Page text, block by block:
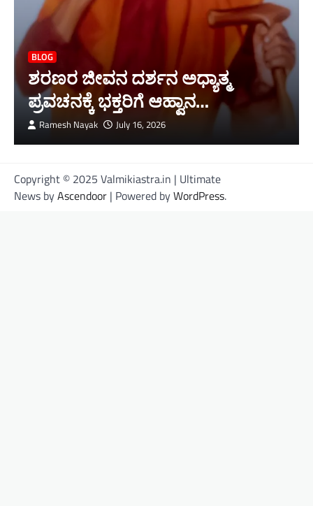
BLOG
ಶರಣರ ಜೀವನ ದರ್ಶನ ಅಧ್ಯಾತ್ಮ
ಪ್ರವಚನಕ್ಕೆ ಭಕ್ತರಿಗೆ ಆಹ್ವಾನ…
Ramesh Nayak July 16, 2026
Copyright © 2025 Valmikiastra.in | Ultimate
News byAscendoor | Powered byWordPress.